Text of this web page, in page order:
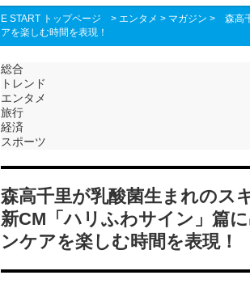
E START トップページ > エンタメ > マガジン > 森高
アを楽しむ時間を表現！
総合
トレンド
エンタメ
旅行
経済
スポーツ
森高千里が乳酸菌生まれのス
新CM「ハリふわサイン」篇
ンケアを楽しむ時間を表現！